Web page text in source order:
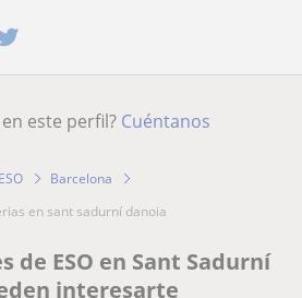
este perfil? Cuéntanos
ESO
Barcelona
en sant sadurní danoia
de ESO en Sant Sadurní
interesarte